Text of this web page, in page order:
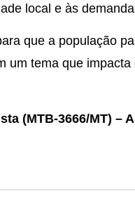
local e às
que a população
um tema que impacta
(MTB-3666/MT) –